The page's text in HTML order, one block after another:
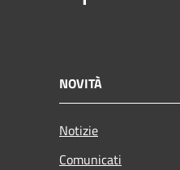
NOVITÀ
Notizie
Comunicati